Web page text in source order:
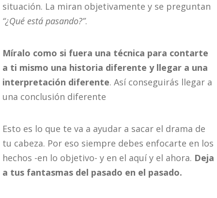
situación. La miran objetivamente y se preguntan
“¿Qué está pasando?”.
Míralo como si fuera una técnica para contarte
a ti mismo una historia diferente y llegar a una
interpretación diferente. Así conseguirás llegar a
una conclusión diferente
Esto es lo que te va a ayudar a sacar el drama de
tu cabeza. Por eso siempre debes enfocarte en los
hechos -en lo objetivo- y en el aquí y el ahora. Deja
a tus fantasmas del pasado en el pasado.